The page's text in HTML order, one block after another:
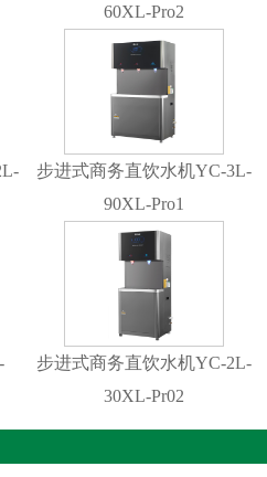
60XL-Pro2
步进式商务直饮水机YC-3L-
90XL-Pro1
步进式商务直饮水机YC-2L-
30XL-Pr02